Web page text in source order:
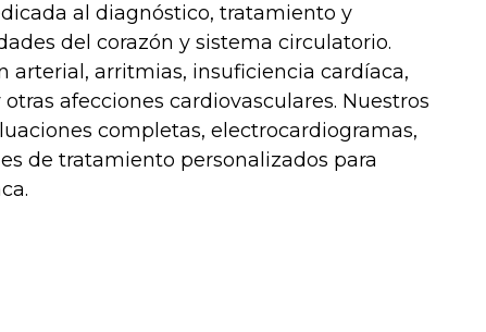
al diagnóstico, tratamiento y
del corazón y sistema circulatorio.
arterial, arritmias, insuficiencia cardíaca,
afecciones cardiovasculares. Nuestros
completas, electrocardiogramas,
de tratamiento personalizados para